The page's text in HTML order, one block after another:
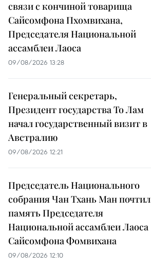
связи с кончиной товарища
Сайсомфона Пхомвихана,
Председателя Национальной
ассамблеи Лаоса
09/08/2026 13:28
Генеральный секретарь,
Президент государства То Лам
начал государственный визит в
Австралию
09/08/2026 12:21
Председатель Национального
собрания Чан Тхань Ман почтил
память Председателя
Национальной ассамблеи Лаоса
Сайсомфона Фомвихана
09/08/2026 12:10